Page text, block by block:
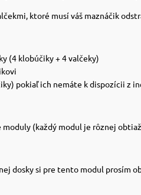
ktoré musí váš maznáčik
(4 klobúčiky + 4 valčeky)
pokiaľ ich nemáte k dispozícii z
moduly (každý modul je rôznej
dosky si pre tento modul